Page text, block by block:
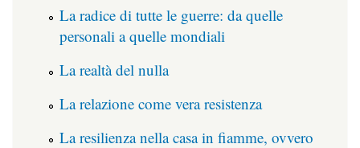
La radice di tutte le guerre: da quelle
personali a quelle mondiali
La realtà del nulla
La relazione come vera resistenza
La resilienza nella casa in fiamme, ovvero